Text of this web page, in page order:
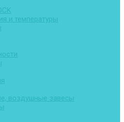
и температуры
воздушные завесы